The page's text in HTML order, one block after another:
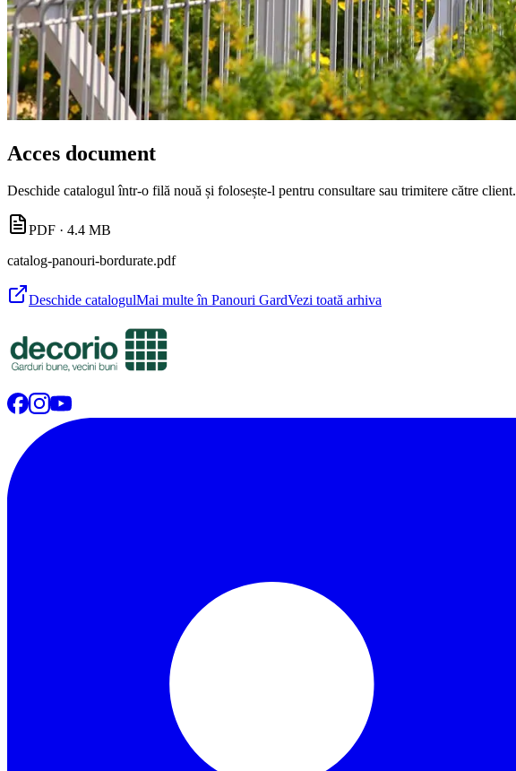
Acces document
Deschide catalogul într-o filă nouă și folosește-l pentru consultare sau trimitere către client.
PDF · 4.4 MB
catalog-panouri-bordurate.pdf
Deschide catalogulMai multe în Panouri GardVezi toată arhiva